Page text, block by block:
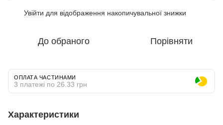
Увійти для відображення накопичувальної знижки
До обраного Порівняти
ОПЛАТА ЧАСТИНАМИ
3 платежі по 26.33 грн
Характеристики